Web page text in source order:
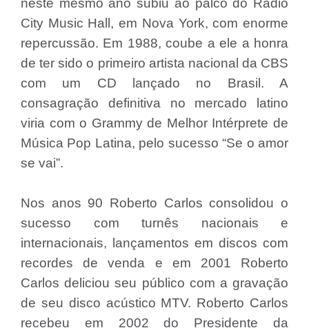
neste mesmo ano subiu ao palco do Radio
City Music Hall, em Nova York, com enorme
repercussão. Em 1988, coube a ele a honra
de ter sido o primeiro artista nacional da CBS
com um CD lançado no Brasil. A
consagração definitiva no mercado latino
viria com o Grammy de Melhor Intérprete de
Música Pop Latina, pelo sucesso “Se o amor
se vai”.
Nos anos 90 Roberto Carlos consolidou o
sucesso com turnês nacionais e
internacionais, lançamentos em discos com
recordes de venda e em 2001 Roberto
Carlos deliciou seu público com a gravação
de seu disco acústico MTV. Roberto Carlos
recebeu em 2002 do Presidente da